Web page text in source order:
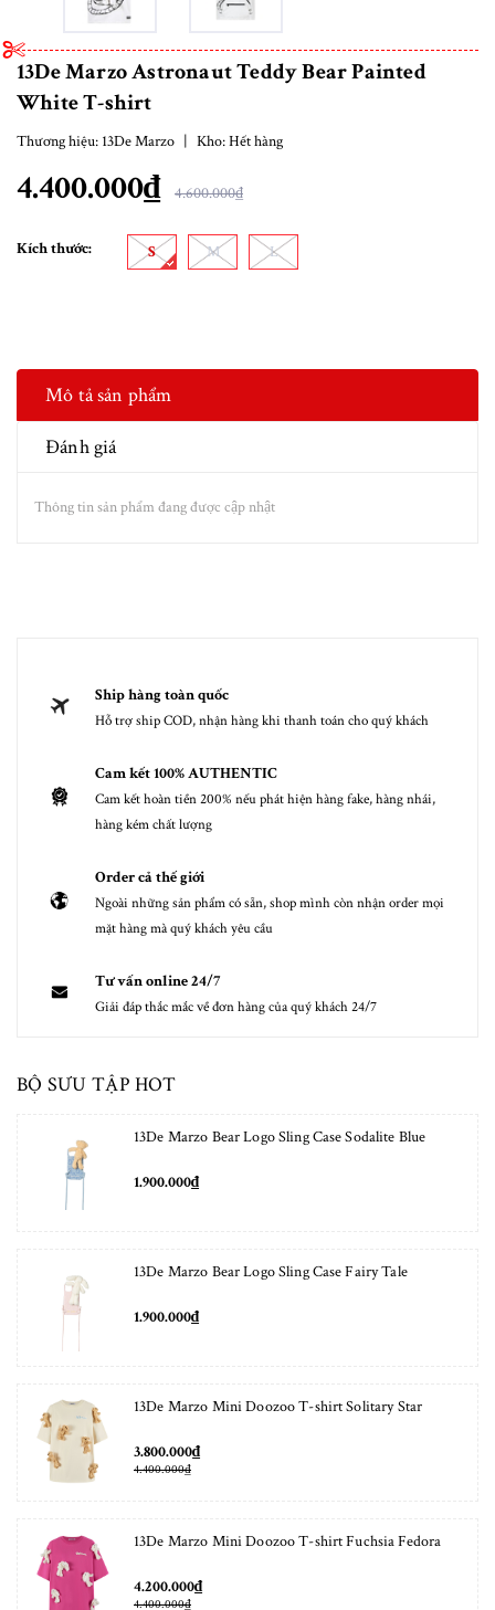
13De Marzo Astronaut Teddy Bear Painted
White T-shirt
Thương hiệu: 13De Marzo | Kho:Hết hàng
4.400.000₫ 4.600.000₫
Kích thước: S M L
Mô tả sản phẩm
Đánh giá
Thông tin sản phẩm đang được cập nhật
Ship hàng toàn quốc
Hỗ trợ ship COD, nhận hàng khi thanh toán cho quý khách
Cam kết 100% AUTHENTIC
Cam kết hoàn tiền 200% nếu phát hiện hàng fake, hàng nhái,
hàng kém chất lượng
Order cả thế giới
Ngoài những sản phẩm có sẵn, shop mình còn nhận order mọi
mặt hàng mà quý khách yêu cầu
Tư vấn online 24/7
Giải đáp thắc mắc về đơn hàng của quý khách 24/7
BỘ SƯU TẬP HOT
13De Marzo Bear Logo Sling Case Sodalite Blue
1.900.000₫
13De Marzo Bear Logo Sling Case Fairy Tale
1.900.000₫
13De Marzo Mini Doozoo T-shirt Solitary Star
3.800.000₫
4.400.000₫
13De Marzo Mini Doozoo T-shirt Fuchsia Fedora
4.200.000₫
4.400.000₫